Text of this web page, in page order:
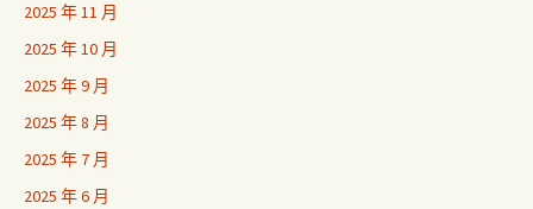
2025 年 11 月
2025 年 10 月
2025 年 9 月
2025 年 8 月
2025 年 7 月
2025 年 6 月